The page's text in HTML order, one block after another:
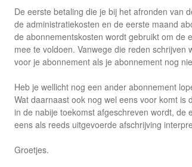
De eerste betaling die je bij het afronden van
de administratiekosten en de eerste maand
de abonnementskosten wordt gebruikt om de
mee te voldoen. Vanwege die reden
voor je abonnement als je abonnement nog
Heb je wellicht nog een ander abonnement
Wat daarnaast ook nog wel eens voor komt
in de nabije toekomst afgeschreven wordt, de
eens als reeds uitgevoerde afschrijving
Groetjes.